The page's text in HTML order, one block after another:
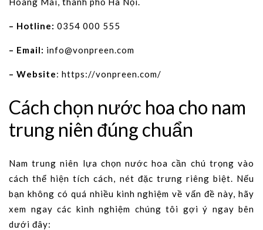
– Hotline: 0354 000 555
– Email: info@vonpreen.com
– Website: https://vonpreen.com/
Cách chọn nước hoa cho nam
trung niên đúng chuẩn
Nam trung niên lựa chọn nước hoa cần chú trọng vào
cách thể hiện tích cách, nét đặc trưng riêng biệt. Nếu
bạn không có quá nhiều kinh nghiệm về vấn đề này, hãy
xem ngay các kinh nghiệm chúng tôi gợi ý ngay bên
dưới đây: